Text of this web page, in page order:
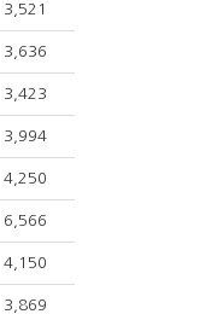
3,521
3,636
3,423
3,994
4,250
6,566
4,150
3,869